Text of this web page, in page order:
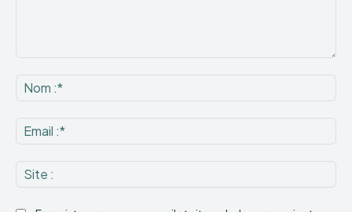
:*
:*
: